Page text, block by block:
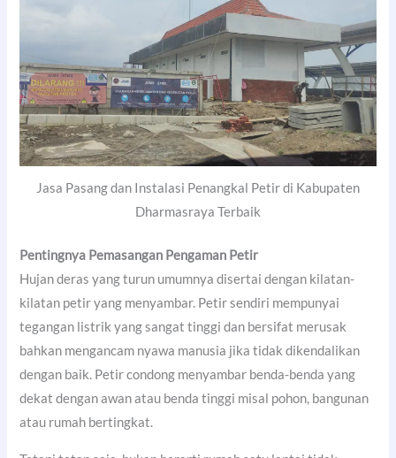
Jasa Pasang dan Instalasi Penangkal Petir di Kabupaten
Dharmasraya Terbaik
Pentingnya Pemasangan Pengaman Petir
Hujan deras yang turun umumnya disertai dengan kilatan-
kilatan petir yang menyambar. Petir sendiri mempunyai
tegangan listrik yang sangat tinggi dan bersifat merusak
bahkan mengancam nyawa manusia jika tidak dikendalikan
dengan baik. Petir condong menyambar benda-benda yang
dekat dengan awan atau benda tinggi misal pohon, bangunan
atau rumah bertingkat.